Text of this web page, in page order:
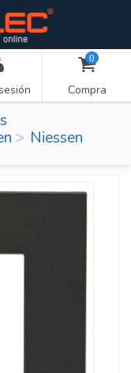
0
Compra
Niessen